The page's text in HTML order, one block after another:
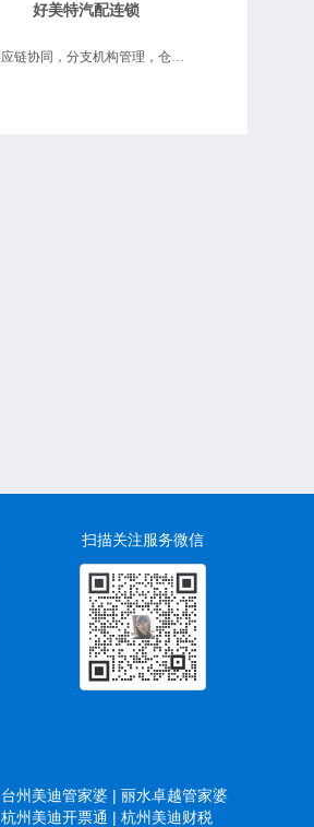
好美特汽配连锁
供应链协同，分支机构管理，仓储物流维修，零售连锁管理
扫描关注服务微信
台州美迪管家婆 | 丽水卓越管家婆
杭州美迪开票通 | 杭州美迪财税